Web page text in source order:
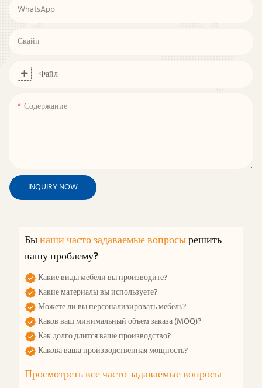
WhatsApp
Скайп
Файл
Содержание
INQUIRY NOW
Бынаши часто задаваемые вопросырешить
вашу проблему?
Какие виды мебели вы производите?
Какие материалы вы используете?
Можете ли вы персонализировать мебель?
Каков ваш минимальный объем заказа (MOQ)?
Как долго длится ваше производство?
Какова ваша производственная мощность?
Просмотреть все часто задаваемые вопросы